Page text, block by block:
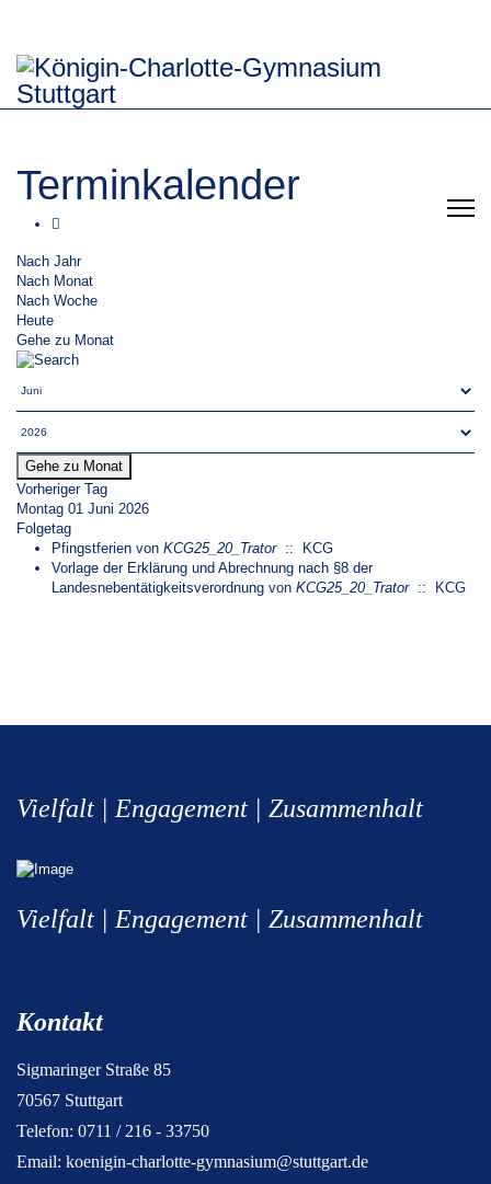
Terminkalender
Nach Jahr
Nach Monat
Nach Woche
Heute
Gehe zu Monat
Gehe zu Monat
Vorheriger Tag
Montag 01 Juni 2026
Folgetag
Pfingstferien von KCG25_20_Trator:: KCG
Vorlage der Erklärung und Abrechnung nach §8 der
Landesnebentätigkeitsverordnung von KCG25_20_Trator:: KCG
Vielfalt | Engagement | Zusammenhalt
Vielfalt | Engagement | Zusammenhalt
Kontakt
Sigmaringer Straße 85
70567 Stuttgart
Telefon: 0711 / 216 - 33750
Email: koenigin-charlotte-gymnasium@stuttgart.de